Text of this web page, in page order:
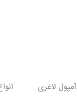
آمپول لاغری